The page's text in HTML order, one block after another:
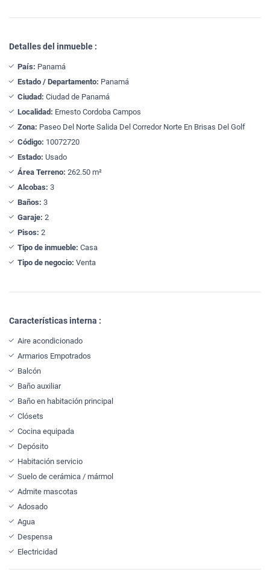
Detalles del inmueble :
País: Panamá
Estado / Departamento: Panamá
Ciudad: Ciudad de Panamá
Localidad: Ernesto Cordoba Campos
Zona: Paseo Del Norte Salida Del Corredor Norte En Brisas Del Golf
Código: 10072720
Estado: Usado
Área Terreno: 262.50 m²
Alcobas: 3
Baños: 3
Garaje: 2
Pisos: 2
Tipo de inmueble: Casa
Tipo de negocio: Venta
Características interna :
Aire acondicionado
Armarios Empotrados
Balcón
Baño auxiliar
Baño en habitación principal
Clósets
Cocina equipada
Depósito
Habitación servicio
Suelo de cerámica / mármol
Admite mascotas
Adosado
Agua
Despensa
Electricidad